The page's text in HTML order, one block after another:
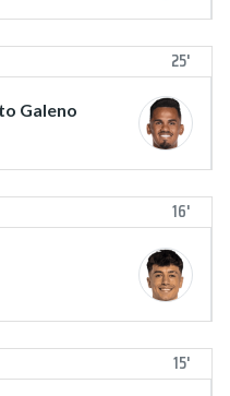
25'
Galeno
16'
15'